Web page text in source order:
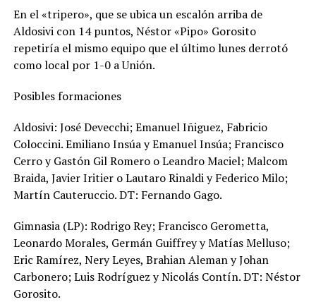
En el «tripero», que se ubica un escalón arriba de
Aldosivi con 14 puntos, Néstor «Pipo» Gorosito
repetiría el mismo equipo que el último lunes derrotó
como local por 1-0 a Unión.
Posibles formaciones
Aldosivi: José Devecchi; Emanuel Iñiguez, Fabricio
Coloccini. Emiliano Insúa y Emanuel Insúa; Francisco
Cerro y Gastón Gil Romero o Leandro Maciel; Malcom
Braida, Javier Iritier o Lautaro Rinaldi y Federico Milo;
Martín Cauteruccio. DT: Fernando Gago.
Gimnasia (LP): Rodrigo Rey; Francisco Gerometta,
Leonardo Morales, Germán Guiffrey y Matías Melluso;
Eric Ramírez, Nery Leyes, Brahian Aleman y Johan
Carbonero; Luis Rodríguez y Nicolás Contín. DT: Néstor
Gorosito.